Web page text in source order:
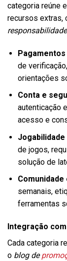
categoria reúne
recursos extras,
de
orientações
Conta e
autenticação
acesso e
de jogos,
solução de
semanais,
ferramentas
Integração
Cada categoria
o blog de